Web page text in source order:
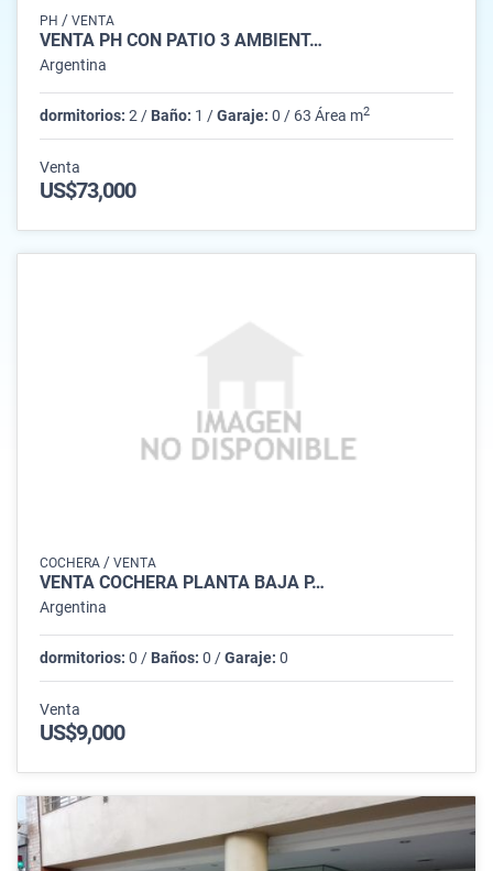
PH / VENTA
VENTA PH CON PATIO 3 AMBIENT…
Argentina
dormitorios: 2 / Baño: 1 /Garaje: 0 / 63 Área m2
Venta
US$73,000
COCHERA / VENTA
VENTA COCHERA PLANTA BAJA P…
Argentina
dormitorios: 0 / Baños: 0 /Garaje: 0
Venta
US$9,000